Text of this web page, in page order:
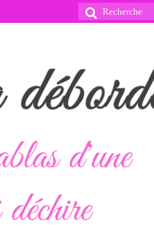
Rechercher